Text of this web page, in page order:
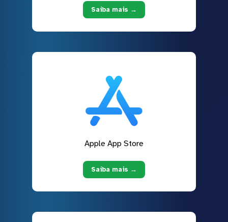
Saiba mais →
Apple App Store
Saiba mais →